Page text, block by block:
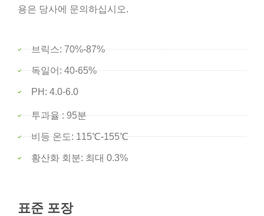
용은 당사에 문의하십시오.
브릭스: 70%-87%
독일어: 40-65%
PH: 4.0-6.0
투과율 : 95분
비등 온도: 115℃-155℃
황산화 회분: 최대 0.3%
표준 포장